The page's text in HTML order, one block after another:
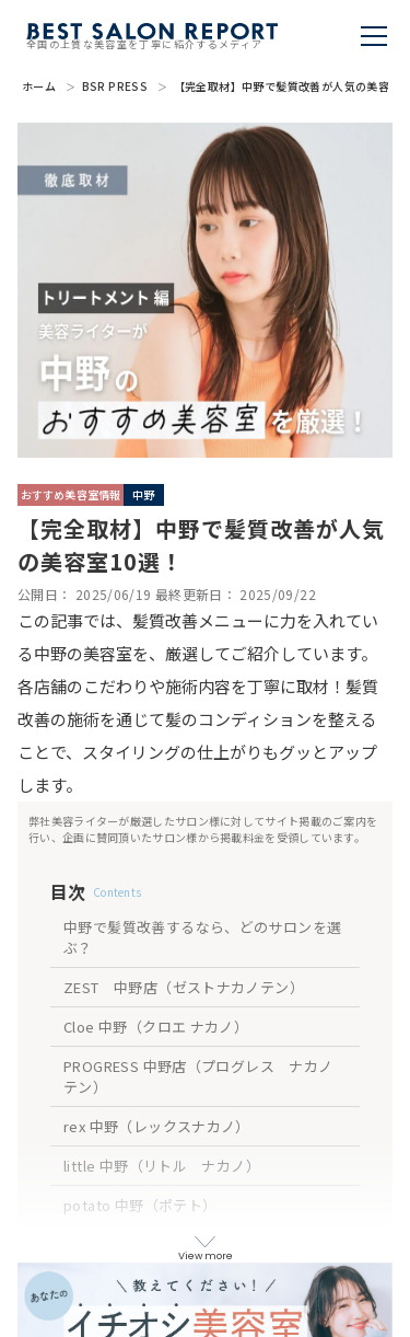
全国の上質な美容室を丁寧に紹介するメディア
BEST SALON REPORTとは
美容室を推薦する
掲載・取材依頼
ホーム BSR PRESS 【完全取材】中野で髪質改善が人気の美容室
おすすめ美容室情報 中野
【完全取材】中野で髪質改善が人気
の美容室10選！
公開日： 2025/06/19 最終更新日： 2025/09/22
この記事では、髪質改善メニューに力を入れてい
る中野の美容室を、厳選してご紹介しています。
各店舗のこだわりや施術内容を丁寧に取材！髪質
改善の施術を通じて髪のコンディションを整える
ことで、スタイリングの仕上がりもグッとアップ
します。
弊社美容ライターが厳選したサロン様に対してサイト掲載のご案内を
行い、企画に賛同頂いたサロン様から掲載料金を受領しています。
目次 Contents
中野で髪質改善するなら、どのサロンを選
ぶ？
ZEST 中野店（ゼストナカノテン）
Cloe 中野（クロエ ナカノ）
PROGRESS 中野店（プログレス ナカノ
テン）
rex 中野（レックスナカノ）
little 中野（リトル ナカノ）
potato 中野（ポテト）
amble luxe 中野（アンブル リュクス ナカ
ノ）
AUBE HAIR bell 中野店（オーブ ヘア
ー ベル ナカノテン）
View more